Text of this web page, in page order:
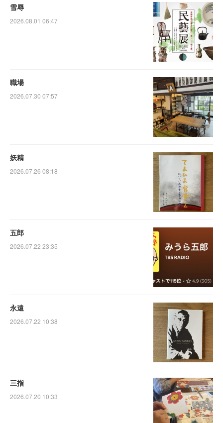
雪辱
2026.08.01 06:47
職場
2026.07.30 07:57
妖精
2026.07.26 08:18
五郎
2026.07.22 23:35
永遠
2026.07.22 10:38
三指
2026.07.20 10:33